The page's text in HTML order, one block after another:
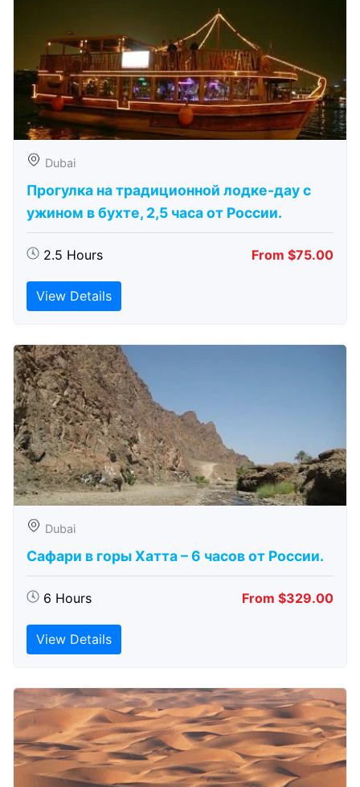
Dubai
Прогулка на традиционной лодке-дау с
ужином в бухте, 2,5 часа от России.
2.5 Hours From $75.00
View Details
Dubai
Сафари в горы Хатта – 6 часов от России.
6 Hours From $329.00
View Details